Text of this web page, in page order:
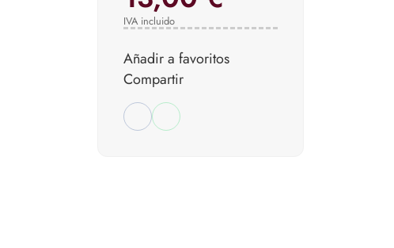
IVA incluido
Añadir a favoritos
Compartir